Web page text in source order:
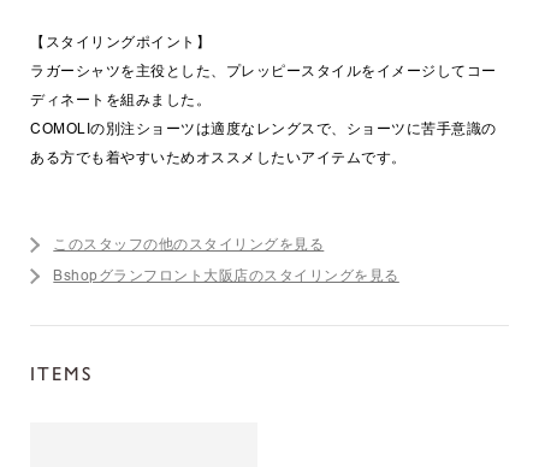
【スタイリングポイント】
ラガーシャツを主役とした、プレッピースタイルをイメージしてコー
ディネートを組みました。
COMOLIの別注ショーツは適度なレングスで、ショーツに苦手意識の
ある方でも着やすいためオススメしたいアイテムです。
このスタッフの他のスタイリングを見る
Bshopグランフロント大阪店のスタイリングを見る
ITEMS